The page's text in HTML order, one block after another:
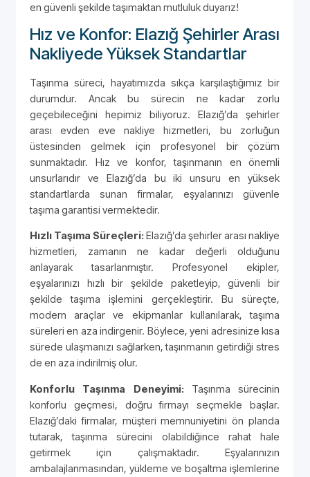
en güvenli şekilde taşımaktan mutluluk duyarız!
Hız ve Konfor: Elazığ Şehirler Arası
Nakliyede Yüksek Standartlar
Taşınma süreci, hayatımızda sıkça karşılaştığımız bir
durumdur. Ancak bu sürecin ne kadar zorlu
geçebileceğini hepimiz biliyoruz. Elazığ’da şehirler
arası evden eve nakliye hizmetleri, bu zorluğun
üstesinden gelmek için profesyonel bir çözüm
sunmaktadır. Hız ve konfor, taşınmanın en önemli
unsurlarıdır ve Elazığ’da bu iki unsuru en yüksek
standartlarda sunan firmalar, eşyalarınızı güvenle
taşıma garantisi vermektedir.
Hızlı Taşıma Süreçleri: Elazığ’da şehirler arası nakliye
hizmetleri, zamanın ne kadar değerli olduğunu
anlayarak tasarlanmıştır. Profesyonel ekipler,
eşyalarınızı hızlı bir şekilde paketleyip, güvenli bir
şekilde taşıma işlemini gerçekleştirir. Bu süreçte,
modern araçlar ve ekipmanlar kullanılarak, taşıma
süreleri en aza indirgenir. Böylece, yeni adresinize kısa
sürede ulaşmanızı sağlarken, taşınmanın getirdiği stres
de en aza indirilmiş olur.
Konforlu Taşınma Deneyimi: Taşınma sürecinin
konforlu geçmesi, doğru firmayı seçmekle başlar.
Elazığ’daki firmalar, müşteri memnuniyetini ön planda
tutarak, taşınma sürecini olabildiğince rahat hale
getirmek için çalışmaktadır. Eşyalarınızın
ambalajlanmasından, yükleme ve boşaltma işlemlerine